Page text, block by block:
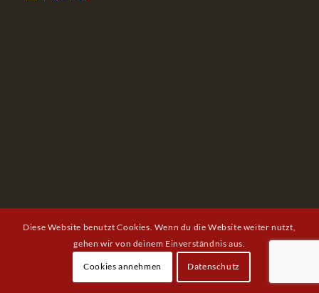
Diese Website benutzt Cookies. Wenn du die Website weiter nutzt,
gehen wir von deinem Einverständnis aus.
Cookies annehmen Datenschutz